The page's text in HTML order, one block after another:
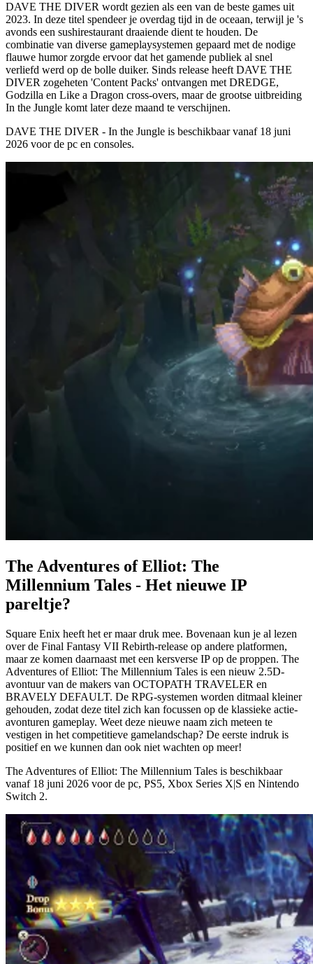
DAVE THE DIVER wordt gezien als een van de beste games uit
2023. In deze titel spendeer je overdag tijd in de oceaan, terwijl je 's
avonds een sushirestaurant draaiende dient te houden. De
combinatie van diverse gameplaysystemen gepaard met de nodige
flauwe humor zorgde ervoor dat het gamende publiek al snel
verliefd werd op de bolle duiker. Sinds release heeft DAVE THE
DIVER zogeheten 'Content Packs' ontvangen met DREDGE,
Godzilla en Like a Dragon cross-overs, maar de grootse uitbreiding
In the Jungle komt later deze maand te verschijnen.
DAVE THE DIVER - In the Jungle is beschikbaar vanaf 18 juni
2026 voor de pc en consoles.
The Adventures of Elliot: The
Millennium Tales - Het nieuwe IP
pareltje?
Square Enix heeft het er maar druk mee. Bovenaan kun je al lezen
over de Final Fantasy VII Rebirth-release op andere platformen,
maar ze komen daarnaast met een kersverse IP op de proppen. The
Adventures of Elliot: The Millennium Tales is een nieuw 2.5D-
avontuur van de makers van OCTOPATH TRAVELER en
BRAVELY DEFAULT. De RPG-systemen worden ditmaal kleiner
gehouden, zodat deze titel zich kan focussen op de klassieke actie-
avonturen gameplay. Weet deze nieuwe naam zich meteen te
vestigen in het competitieve gamelandschap? De eerste indruk is
positief en we kunnen dan ook niet wachten op meer!
The Adventures of Elliot: The Millennium Tales is beschikbaar
vanaf 18 juni 2026 voor de pc, PS5, Xbox Series X|S en Nintendo
Switch 2.